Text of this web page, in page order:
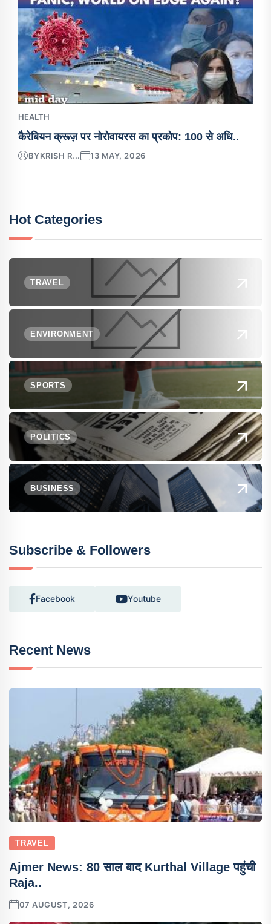
HEALTH
कैरेबियन क्रूज़ पर नोरोवायरस का प्रकोप: 100 से अधि..
BYKRISH R... 13 MAY, 2026
Hot Categories
TRAVEL
ENVIRONMENT
SPORTS
POLITICS
BUSINESS
Subscribe & Followers
Facebook Youtube
Recent News
TRAVEL
Ajmer News: 80 साल बाद Kurthal Village पहुंची
Raja..
07 AUGUST, 2026